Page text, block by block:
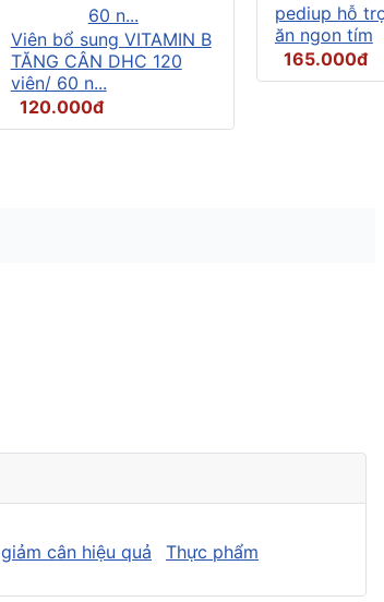
Viên bổ sung VITAMIN B
TĂNG CÂN DHC 120
viên/ 60 n...
120.000đ
pediup hỗ
ăn ngon tím
165.000đ
giảm cân hiệu quả Thực phẩm